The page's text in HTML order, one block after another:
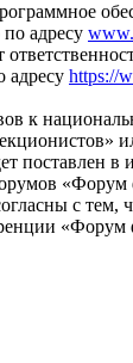
адресу
адресу https://
к
поставлен в
с тем,